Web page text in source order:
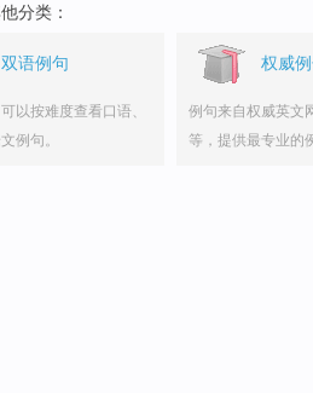
分类：
双语例句
以按难度查看口语、
例句。
权威
例句来自权威英文
等，提供最专业的